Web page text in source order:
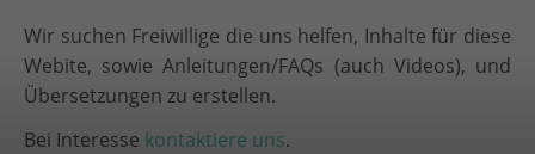
Wir suchen Freiwillige die uns helfen, Inhalte für diese
Webite, sowie Anleitungen/FAQs (auch Videos), und
Übersetzungen zu erstellen.
Bei Interesse kontaktiere uns.